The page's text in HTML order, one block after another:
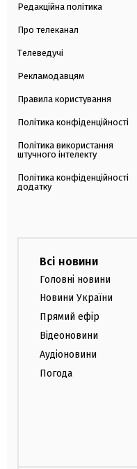
Редакційна політика
Про телеканал
Телеведучі
Рекламодавцям
Правила користування
Політика конфіденційності
Політика використання
штучного інтелекту
Політика конфіденційності
додатку
Всі новини
Головні новини
Новини України
Прямий ефір
Відеоновини
Аудіоновини
Погода